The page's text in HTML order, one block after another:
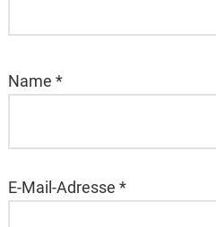
Name *
E-Mail-Adresse *